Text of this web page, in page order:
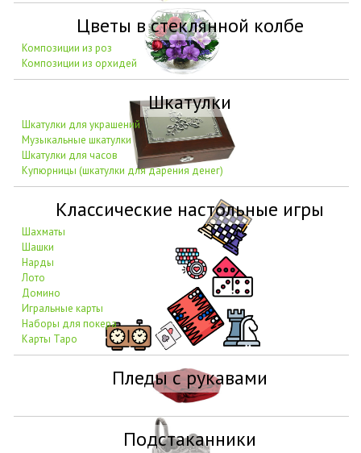
Цветы в стеклянной колбе
Композиции из роз
Композиции из орхидей
Шкатулки
Шкатулки для украшений
Музыкальные шкатулки
Шкатулки для часов
Купюрницы (шкатулки для дарения денег)
Классические настольные игры
Шахматы
Шашки
Нарды
Лото
Домино
Игральные карты
Наборы для покера
Карты Таро
Пледы с рукавами
Подстаканники